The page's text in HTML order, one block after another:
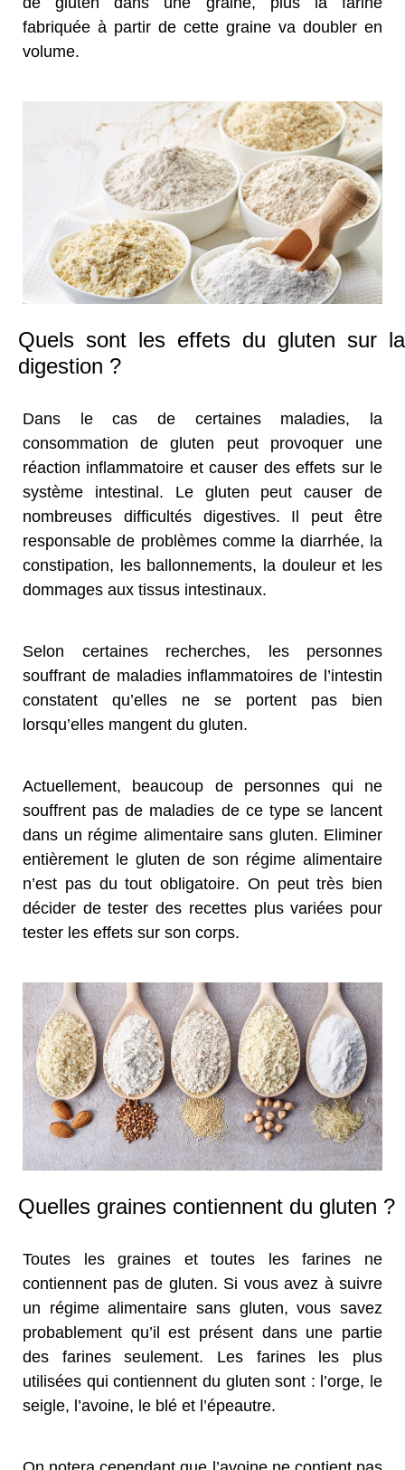
fabriquée à partir de cette graine va doubler en
volume.
Quels sont les effets du gluten sur la
digestion ?
Dans le cas de certaines maladies, la
consommation de gluten peut provoquer une
réaction inflammatoire et causer des effets sur le
système intestinal. Le gluten peut causer de
nombreuses difficultés digestives. Il peut être
responsable de problèmes comme la diarrhée, la
constipation, les ballonnements, la douleur et les
dommages aux tissus intestinaux.
Selon certaines recherches, les personnes
souffrant de maladies inflammatoires de l’intestin
constatent qu’elles ne se portent pas bien
lorsqu’elles mangent du gluten.
Actuellement, beaucoup de personnes qui ne
souffrent pas de maladies de ce type se lancent
dans un régime alimentaire sans gluten. Eliminer
entièrement le gluten de son régime alimentaire
n’est pas du tout obligatoire. On peut très bien
décider de tester des recettes plus variées pour
tester les effets sur son corps.
Quelles graines contiennent du gluten ?
Toutes les graines et toutes les farines ne
contiennent pas de gluten. Si vous avez à suivre
un régime alimentaire sans gluten, vous savez
probablement qu’il est présent dans une partie
des farines seulement. Les farines les plus
utilisées qui contiennent du gluten sont : l’orge, le
seigle, l’avoine, le blé et l’épeautre.